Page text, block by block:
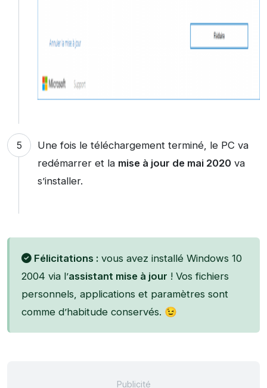
Une fois le téléchargement terminé, le PC va
redémarrer et la mise à jour de mai 2020va
s’installer.
Félicitations : vous avez installé Windows 10
2004 via l’assistant mise à jour ! Vos fichiers
personnels, applications et paramètres sont
comme d’habitude conservés. 😉